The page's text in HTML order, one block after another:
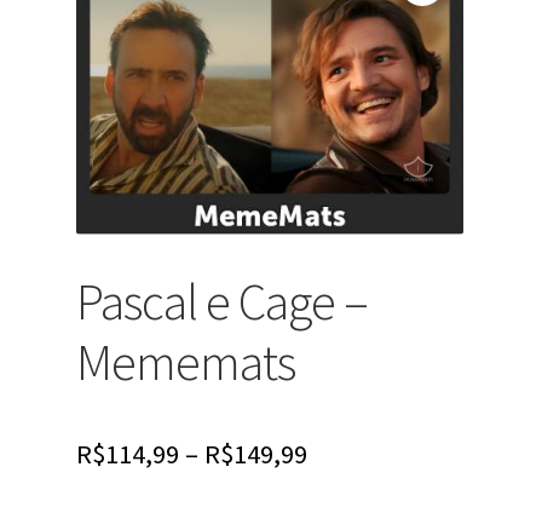
Pascal e Cage –
Mememats
R$114,99 – R$149,99